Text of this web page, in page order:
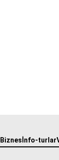
Biznes İnfo-turlar